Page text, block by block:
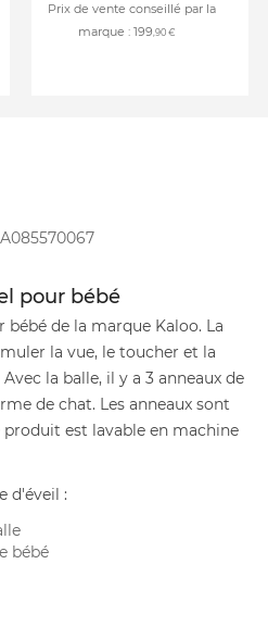
Prix de vente conseillé par la
marque : 199,90 €
pour bébé
de la marque Kaloo. La
la vue, le toucher et la
la balle, il y a 3 anneaux de
de chat. Les anneaux sont
produit est lavable en machine
d'éveil :
bébé